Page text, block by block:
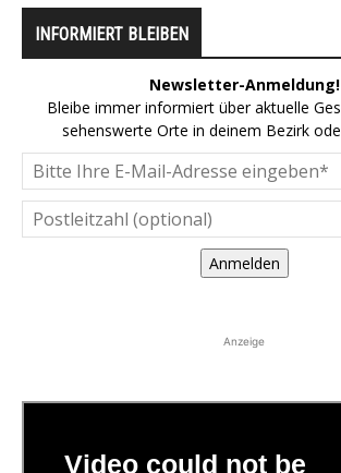
INFORMIERT BLEIBEN
Newsletter-Anmeldung!
Bleibe immer informiert über aktuelle
sehenswerte Orte in deinem Bezirk
Anmelden
Anzeige